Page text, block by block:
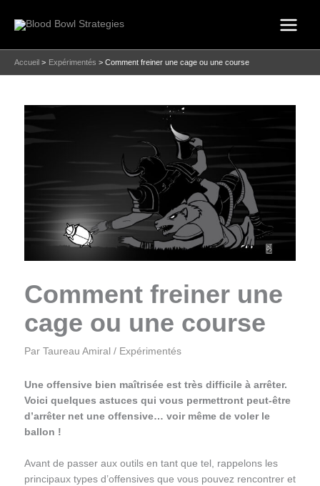
Accueil Expérimentés Comment freiner une cage ou une course
Comment freiner une
cage ou une course
Par Taureau Amiral / Expérimentés
Une offensive bien maîtrisée est très difficile à arrêter.
Voici quelques astuces qui vous permettront peut-être
d’arrêter net une offensive… voir même de voler le
ballon !
Avant de passer aux outils en tant que tel, rappelons les
principaux types d’offensives que vous pouvez rencontrer et